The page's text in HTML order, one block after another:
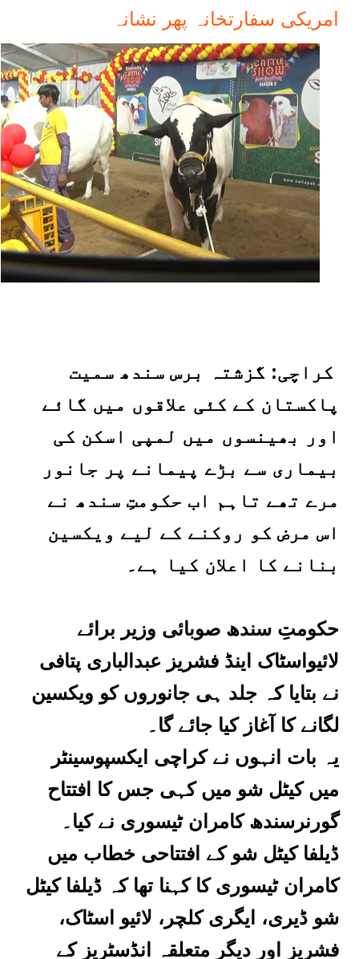
امریکی سفارتخانہ پھر نشانہ
کراچی: گزشتہ برس سندھ سمیت
پاکستان کے کئی علاقوں میں گائے
اور بھینسوں میں لمپی اسکن کی
بیماری سے بڑے پیمانے پر جانور
مرے تھے تاہم اب حکومتِ سندھ نے
اس مرض کو روکنے کے لیے ویکسین
بنانے کا اعلان کیا ہے۔
حکومتِ سندھ صوبائی وزیر برائے
لائیواسٹاک اینڈ فشریز عبدالباری پتافی
نے بتایا کہ جلد ہی جانوروں کو ویکسین
لگانے کا آغاز کیا جائے گا۔
یہ بات انہوں نے کراچی ایکسپوسینٹر
میں کیٹل شو میں کہی جس کا افتتاح
گورنرسندھ کامران ٹیسوری نے کیا۔
ڈیلفا کیٹل شو کے افتتاحی خطاب میں
کامران ٹیسوری کا کہنا تھا کہ ڈیلفا کیٹل
شو ڈیری، ایگری کلچر، لائیو اسٹاک،
فشریز اور دیگر متعلقہ انڈسٹریز کے